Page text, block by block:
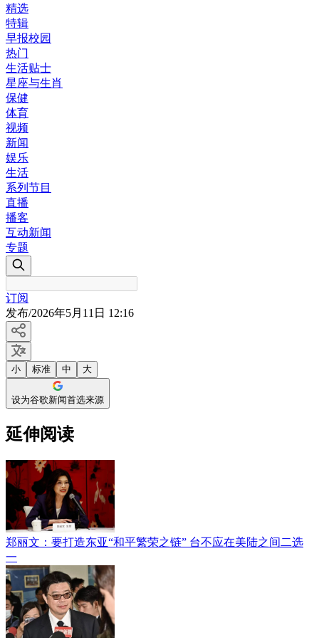
精选
特辑
早报校园
热门
生活贴士
星座与生肖
保健
体育
视频
新闻
娱乐
生活
系列节目
直播
播客
互动新闻
专题
订阅
发布/2026年5月11日 12:16
小 标准 中 大
设为谷歌新闻首选来源
延伸阅读
郑丽文：要打造东亚“和平繁荣之链” 台不应在美陆之间二选
一